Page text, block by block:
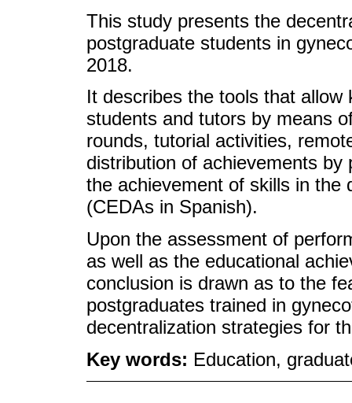
This study presents the
postgraduate students in
2018.
It describes the tools that
students and tutors by means
rounds, tutorial activities,
distribution of achievements
the achievement of skills in the
(CEDAs in Spanish).
Upon the assessment of
as well as the educational
conclusion is drawn as to the
postgraduates trained in
decentralization strategies for
Key words: Education,